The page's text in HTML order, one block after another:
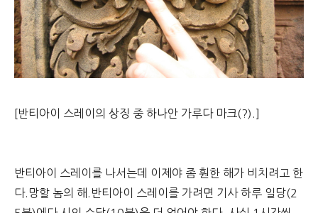
[반티아이 스레이의 상징 중 하나안 가루다 마크(?).]
반티아이 스레이를 나서는데 이제야 좀 훤한 해가 비치려고 한
다.망할 놈의 해.반티아이 스레이를 가려면 기사 하루 일당(2